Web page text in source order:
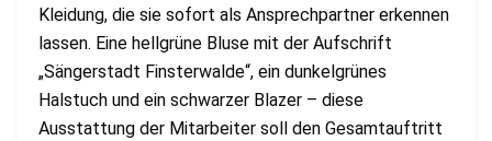
Kleidung, die sie sofort als Ansprechpartner erkennen
lassen. Eine hellgrüne Bluse mit der Aufschrift
„Sängerstadt Finsterwalde“, ein dunkelgrünes
Halstuch und ein schwarzer Blazer – diese
Ausstattung der Mitarbeiter soll den Gesamtauftritt